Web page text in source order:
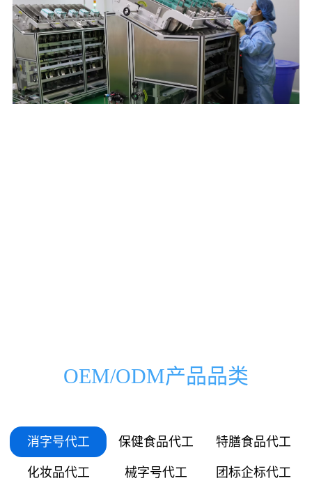
1332
1665
1998
2000
3000
06
072
109
145
OEM/ODM产品品类
消字号代工 保健食品代工 特膳食品代工
化妆品代工 械字号代工 团标企标代工